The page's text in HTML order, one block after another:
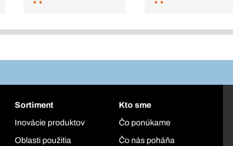
Sortiment
Inovácie produktov
Oblasti použitia
Kto sme
Čo ponúkame
Čo nás poháňa